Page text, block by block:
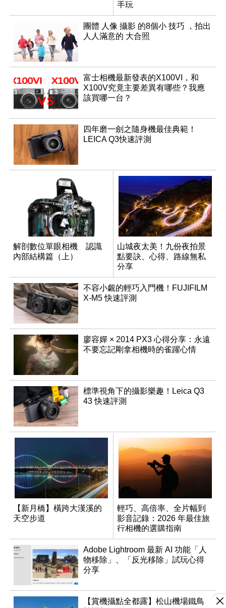
手玩
團體 人像 攝影 的8個小 技巧 ，拍出
人人滿意的 大合照
富士相機最新發表的X100VI，和
X100V究竟主要差異有哪些？我應
該買哪一台？
四年磨一劍之隨身機最佳典範！
LEICA Q3快速評測
解剖數位單眼相機 認識
內部結構篇（上）
山城夜太美！九份夜拍景
點要訣、心得、路線無私
分享
不容小覷的輕巧入門機！FUJIFILM
X-M5 快速評測
廖容嬋 × 2014 PX3 心得分享：永遠
不要忘記剛拿相機時的雀躍心情
標準視角下的攝影樂趣！Leica Q3
43 快速評測
【新月橋】橫跨大漢溪的
天空步道
輕巧、高倍率、全片幅到
影音記錄：2026 年最佳旅
行相機的選購指南
Adobe Lightroom 最新 AI 功能「人
物移除」、「反光移除」試玩心得
分享
【賞機攝點全都露】松山機場鐵鳥